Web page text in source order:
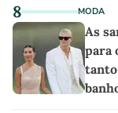
8 MODA
As
para
tanto